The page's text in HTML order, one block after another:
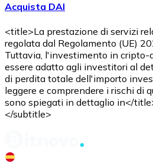
AcquistareUniswapcon bonifico
UNI
Acquista DAI
<title>La prestazione di servizi
regolata dal Regolamento (UE)
Tuttavia, l'investimento in
essere adatto agli investitori al
di perdita totale dell'importo
leggere e comprendere i rischi di
sono spiegati in dettaglio in</
</subtitle>